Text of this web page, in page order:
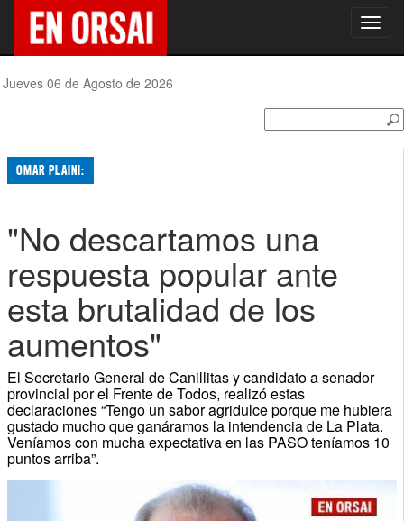
Jueves 06 de Agosto de 2026
OMAR PLAINI:
"No descartamos una
respuesta popular ante
esta brutalidad de los
aumentos"
El Secretario General de Canillitas y candidato a senador
provincial por el Frente de Todos, realizó estas
declaraciones “Tengo un sabor agridulce porque me hubiera
gustado mucho que ganáramos la intendencia de La Plata.
Veníamos con mucha expectativa en las PASO teníamos 10
puntos arriba”.